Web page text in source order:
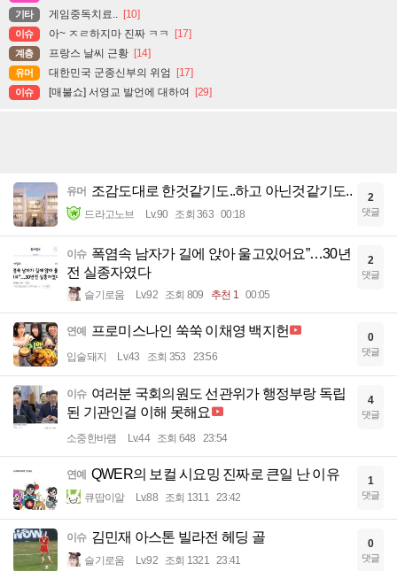
기타 게임중독치료.. [10]
이슈 아~ ㅈㄹ하지마 진짜 ㅋㅋ [17]
계층 프랑스 날씨 근황 [14]
유머 대한민국 군종신부의 위엄 [17]
이슈 [매불쇼] 서영교 발언에 대하여 [29]
유머 조감도대로 한것같기도..하고 아닌것같기도..
드라고노브 Lv.90 조회 363 00:18
2
댓글
이슈 폭염속 남자가 길에 앉아 울고있어요”…30년
전 실종자였다
슬기로움 Lv.92 조회 809 추천 1 00:05
2
댓글
연예 프로미스나인 쑥쑥 이채영 백지헌
입술돼지 Lv.43 조회 353 23:56
0
댓글
이슈 여러분 국회의원도 선관위가 행정부랑 독립
된 기관인걸 이해 못해요
소중한바램 Lv.44 조회 648 23:54
4
댓글
연예 QWER의 보컬 시요밍 진짜로 큰일 난 이유
큐땁이알 Lv.88 조회 1311 23:42
1
댓글
이슈 김민재 아스톤 빌라전 헤딩 골
슬기로움 Lv.92 조회 1321 23:41
0
댓글